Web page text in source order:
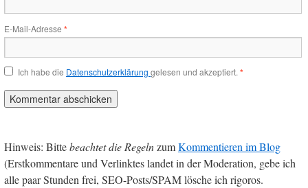
E-Mail-Adresse *
Ich habe die Datenschutzerklärung gelesen und akzeptiert. *
Hinweis: Bittebeachtet die RegelnzumKommentieren im Blog
(Erstkommentare und Verlinktes landet in der Moderation, gebe ich
alle paar Stunden frei, SEO-Posts/SPAM lösche ich rigoros.